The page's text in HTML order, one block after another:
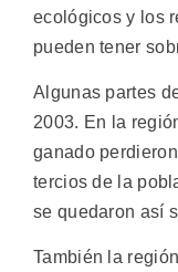
ecológicos y los
pueden tener
Algunas partes
2003. En la
ganado
tercios de la
se quedaron así
También la